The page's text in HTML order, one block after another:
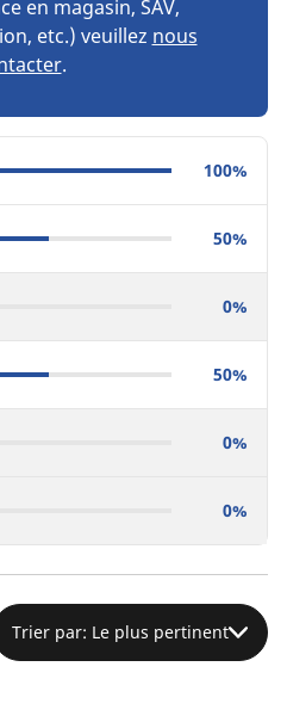
en magasin, SAV,
etc.) veuillez nous
.
100%
50%
0%
50%
0%
0%
Trier par: Le plus pertinent